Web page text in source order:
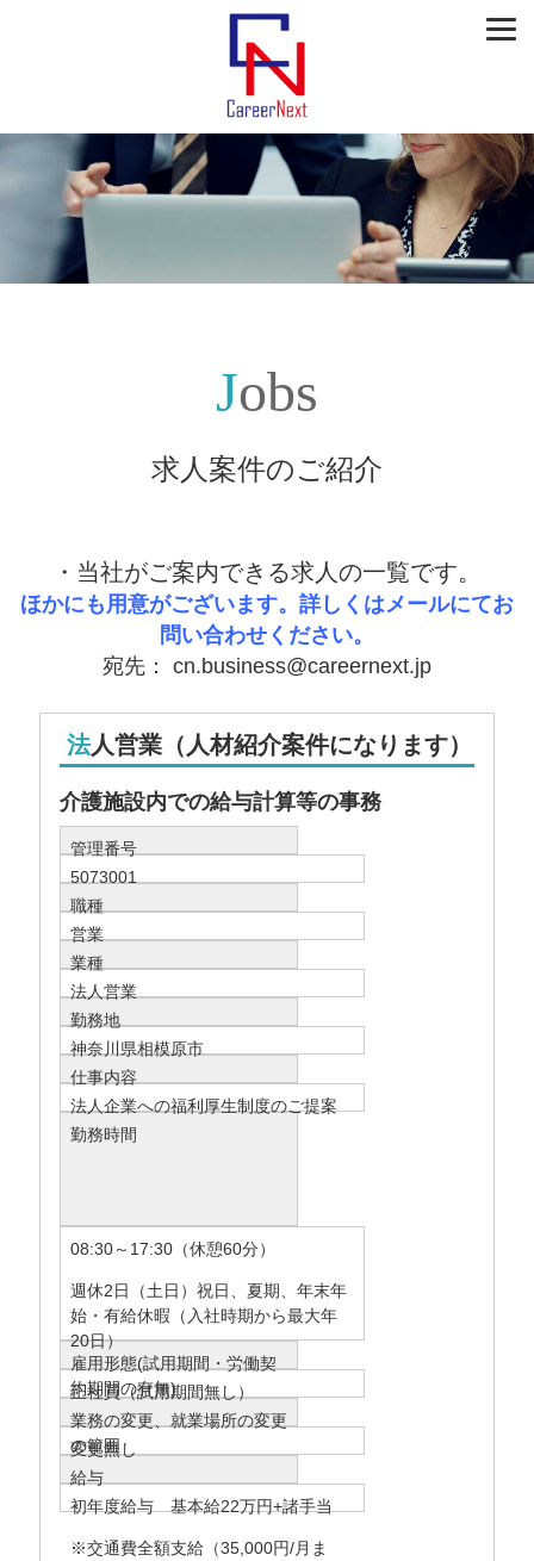
Jobs
求人案件のご紹介
・当社がご案内できる求人の一覧です。
ほかにも用意がございます。詳しくはメールにてお
問い合わせください。
宛先： cn.business@careernext.jp
法人営業（人材紹介案件になります）
介護施設内での給与計算等の事務
管理番号
5073001
職種
営業
業種
法人営業
勤務地
神奈川県相模原市
仕事内容
法人企業への福利厚生制度のご提案
勤務時間
08:30～17:30（休憩60分）
週休2日（土日）祝日、夏期、年末年
始・有給休暇（入社時期から最大年
20日）
雇用形態(試用期間・労働契
約期間の有無)
正社員（試用期間無し）
業務の変更、就業場所の変更
の範囲
変更無し
給与
初年度給与 基本給22万円+諸手当
※交通費全額支給（35,000円/月ま